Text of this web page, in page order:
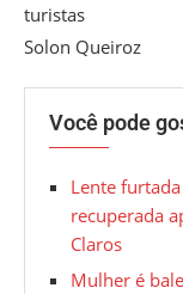
turistas
Solon Queiroz
Você pode
Lente
recuperada
Claros
Mulher é